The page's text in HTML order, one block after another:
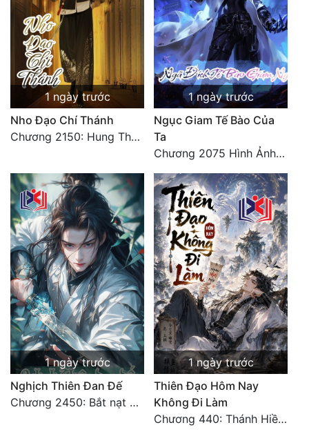
1 ngày trước
Nho Đạo Chí Thánh
Chương 2150: Hung Thụ Nhựa Cây
1 ngày trước
Ngục Giam Tế Bào Của
Ta
Chương 2075 Hình Ảnh Màu Xám
1 ngày trước
Nghịch Thiên Đan Đế
Chương 2450: Bắt nạt kẻ thật thà
1 ngày trước
Thiên Đạo Hôm Nay
Không Đi Làm
Chương 440: Thánh Hiền tề tụ, cháy Nguyên Hỏa chủng (3)